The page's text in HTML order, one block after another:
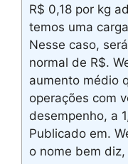
R$ 0,18 por kg
temos uma
Nesse caso,
normal de R$.
aumento médio
operações com
desempenho, a
Publicado em.
o nome bem